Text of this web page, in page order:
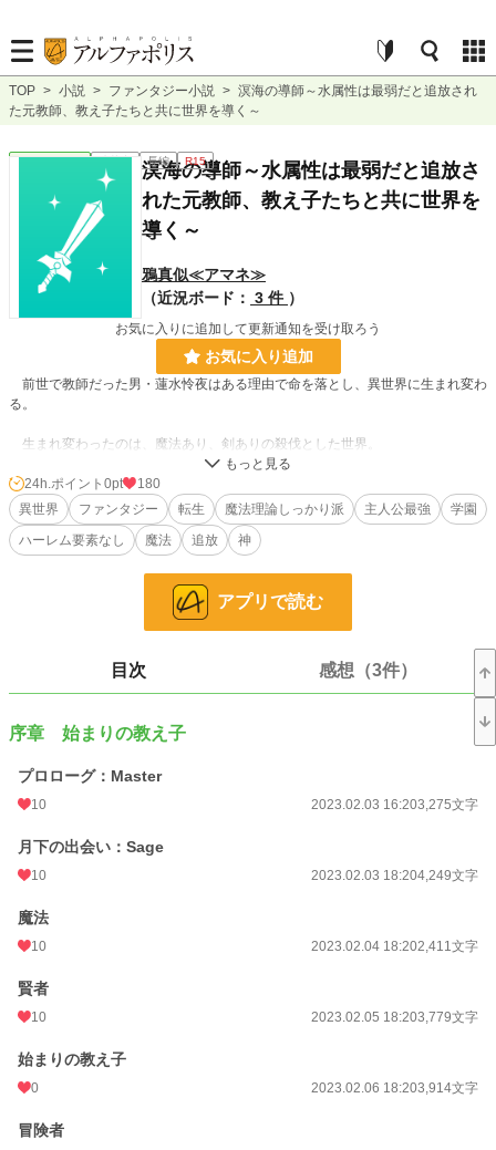
TOP > 小説 > ファンタジー小説 > 溟海の導師～水属性は最弱だと追放され
た元教師、教え子たちと共に世界を導く～
ファンタジー 連載中 長編 R15
溟海の導師～水属性は最弱だと追放さ
れた元教師、教え子たちと共に世界を
導く～
鴉真似≪アマネ≫
（近況ボード： 3 件 ）
お気に入りに追加して更新通知を受け取ろう
お気に入り追加
前世で教師だった男・蓮水怜夜はある理由で命を落とし、異世界に生まれ変わ
る。
生まれ変わったのは、魔法あり、剣ありの殺伐とした世界。
ーー『大いなる「火」により、命誕生す。それすなわち、火を宿さぬもの、生
命に非ず』
魔法は火、土、闇、光、風、水の六属性で形成される。
火属性至上の世界で、火の大家『ギャラクシアス家』に生れ落ちたレイヤ。し
かし、彼の適性は水属性。魔法の中でもとびきり弱いとされる属性。
『レイヤ。貴様をギャラクシアス家より放逐する』
『はい、承知いたしました』
満１６歳となった日、レイヤはギャラクシアス家より追放される。
しかし、レイヤは前世の記憶と独自の魔法理論をもとに、火属性をも打ち破る
追放されたレイヤは、前世同様教師業を目指す。そして、世界の謎に迫ること
これは前世教師だった男が、教え子を育て、私塾を作り、やがて世界を導くま
※基本章ごとの投稿になります
小説
ファンタジー
24h.ポイント 0pt
180
異世界
ファンタジー 転生 魔法理論しっかり派 主人公最強
学園
ハーレム要素なし
魔法 追放 神
アプリで読む
目次 感想（3件）
序章 始まりの教え子
プロローグ：Master
10 2023.02.03 16:203,275文字
月下の出会い：Sage
10 2023.02.03 18:204,249文字
魔法
10 2023.02.04 18:202,411文字
賢者
10 2023.02.05 18:203,779文字
始まりの教え子
0 2023.02.06 18:203,914文字
冒険者